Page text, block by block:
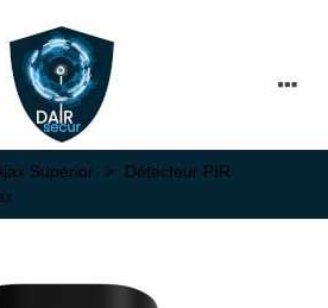
Superior >
Détecteur PIR